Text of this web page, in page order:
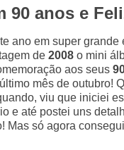
90 anos e
ano em super grande
de 2008 o mini
aos seus
mês de outubro!
viu que iniciei
e até postei uns
Mas só agora